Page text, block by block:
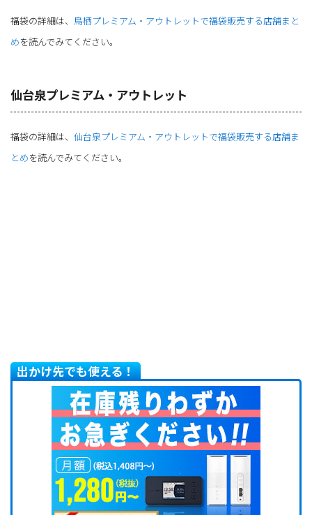
福袋の詳細は、 鳥栖プレミアム・アウトレットで福袋販売する店舗まと
めを読んでみてください。
仙台泉プレミアム・アウトレット
福袋の詳細は、 仙台泉プレミアム・アウトレットで福袋販売する店舗ま
とめを読んでみてください。
出かけ先でも使える！